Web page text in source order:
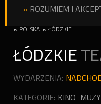
» ROZUMIEM I
« POLSKA « ŁÓDZKIE
ŁÓDZKIE
WYDARZENIA:
KATEGORIE: KINO